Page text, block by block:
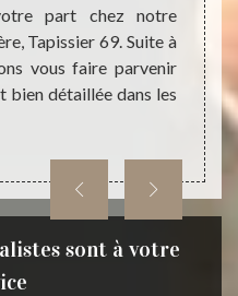
part chez notre
Tapissier 69. Suite à
vous faire parvenir
bien détaillée dans les
une
vos
sont à votre